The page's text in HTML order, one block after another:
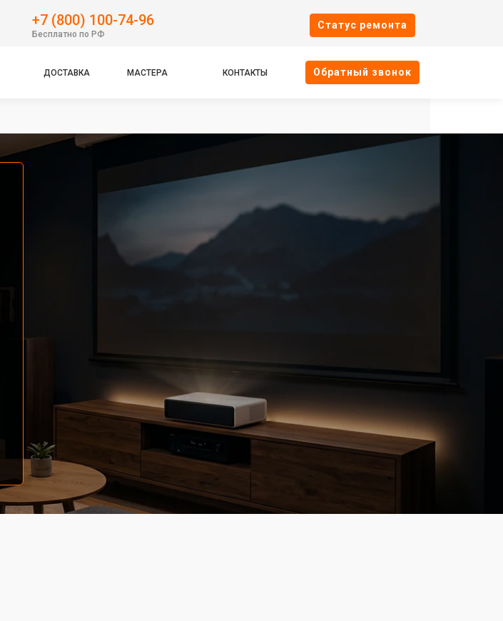
+7 (800) 100-74-96
Бесплатно по РФ
Cтатус ремонта
ДОСТАВКА МАСТЕРА КОНТАКТЫ Oбратный звонок